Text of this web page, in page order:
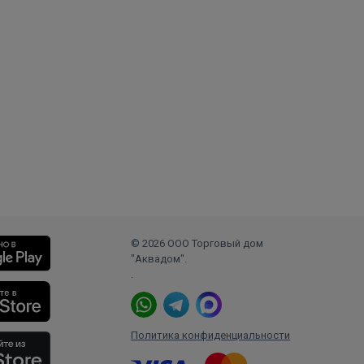
© 2026 ООО Торговый дом
"Аквадом".
.
Политика конфиденциальности